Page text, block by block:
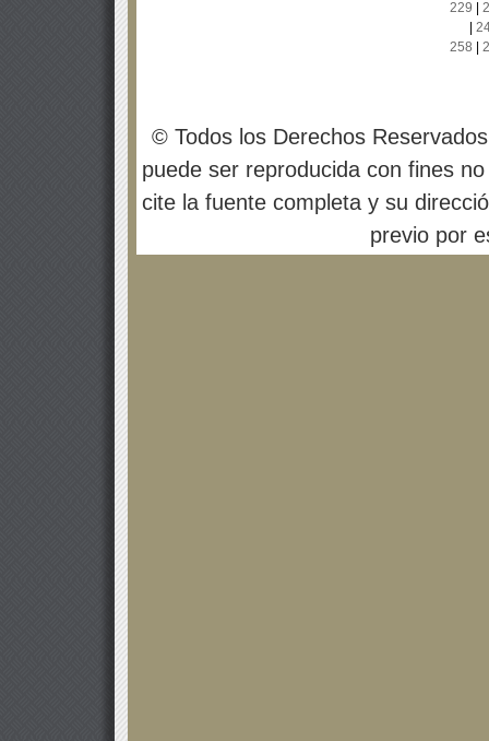
229
258
© Todos los Derechos
puede ser reproducida con fines
cite la fuente completa y su
previo por